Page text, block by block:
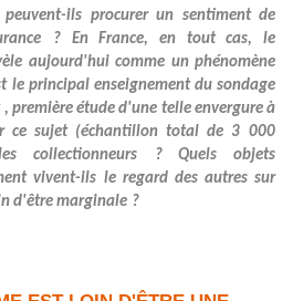
ils procurer un sentiment de
? En France, en tout cas, le
aujourd'hui comme un phénomène
le principal enseignement du sondage
, première étude d'une telle envergure à
ce sujet (échantillon total de 3 000
collectionneurs
? Quels objets
vivent-ils le regard des autres sur
d'être marginale ?